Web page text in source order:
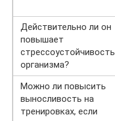
Действительно ли он
повышает
стрессоустойчивость
организма?
Можно ли повысить
выносливость на
тренировках, если